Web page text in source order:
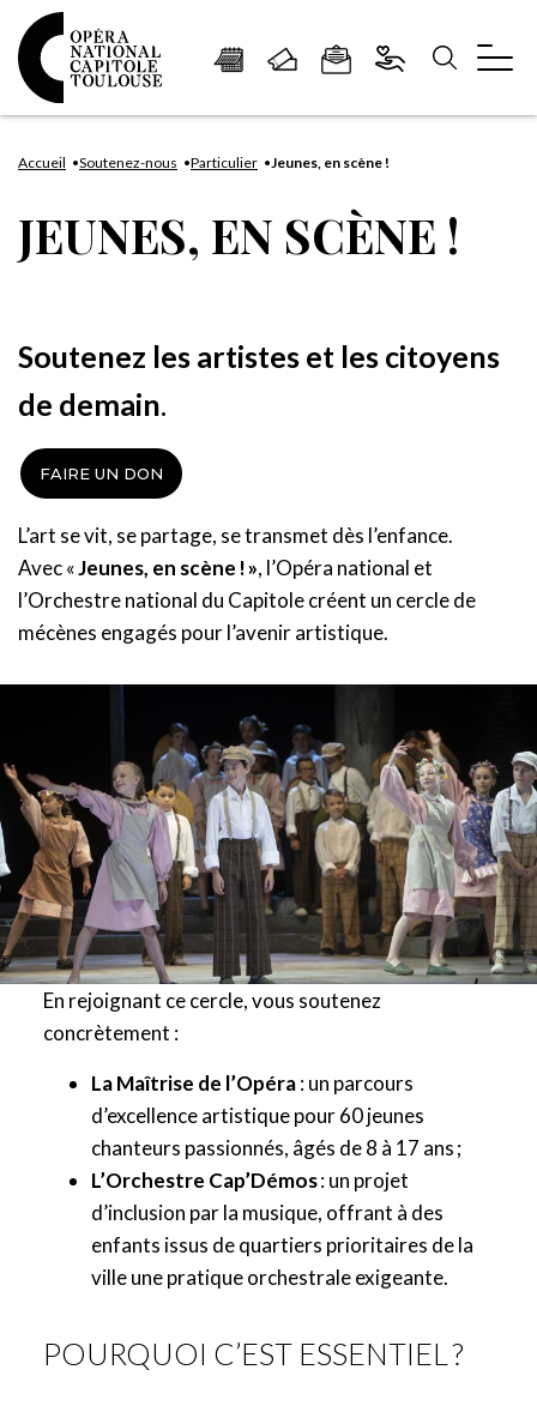
Panneau de gestion des cookies
au
principal
à
navigation
à
recherche
au
de
page
Accueil Soutenez-nous Particulier Jeunes, en scène !
JEUNES, EN SCÈNE !
Soutenez les artistes et les citoyens
de demain.
FAIRE UN DON
L’art se vit, se partage, se transmet dès l’enfance.
Avec «Jeunes, en scène ! », l’Opéra national et
l’Orchestre national du Capitole créent un cercle de
mécènes engagés pour l’avenir artistique.
En rejoignant ce cercle, vous soutenez
concrètement :
La Maîtrise de l’Opéra: un parcours
d’excellence artistique pour 60 jeunes
chanteurs passionnés, âgés de 8 à 17 ans ;
L’Orchestre Cap’Démos: un projet
d’inclusion par la musique, offrant à des
enfants issus de quartiers prioritaires de la
ville une pratique orchestrale exigeante.
POURQUOI C’EST ESSENTIEL ?